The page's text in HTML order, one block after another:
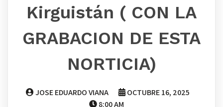
Kirguistán ( CON LA
GRABACION DE ESTA
NORTICIA)
JOSE EDUARDO VIANA
OCTUBRE 16, 2025
8:00 AM